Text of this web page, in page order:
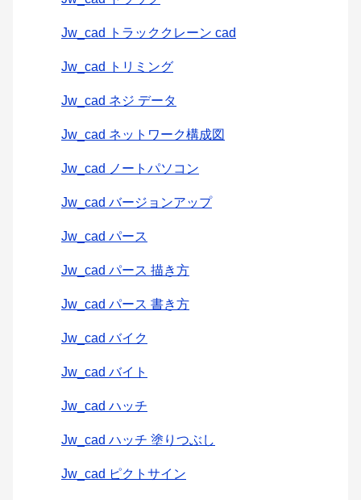
Jw_cad トラッククレーン cad
Jw_cad トリミング
Jw_cad ネジ データ
Jw_cad ネットワーク構成図
Jw_cad ノートパソコン
Jw_cad バージョンアップ
Jw_cad パース
Jw_cad パース 描き方
Jw_cad パース 書き方
Jw_cad バイク
Jw_cad バイト
Jw_cad ハッチ
Jw_cad ハッチ 塗りつぶし
Jw_cad ピクトサイン